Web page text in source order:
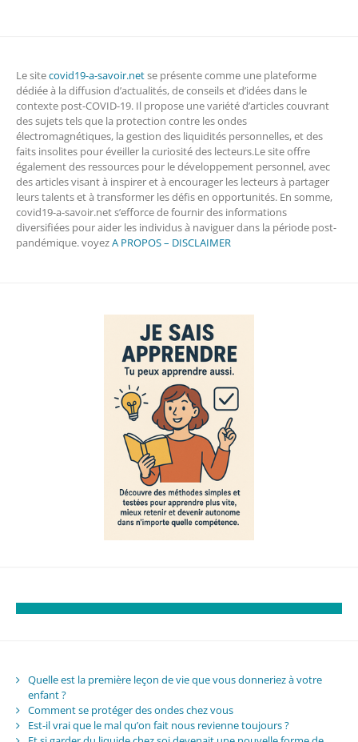
Le sitecovid19-a-savoir.netse présente comme une plateforme
dédiée à la diffusion d’actualités, de conseils et d’idées dans le
contexte post-COVID-19. Il propose une variété d’articles couvrant
des sujets tels que la protection contre les ondes
électromagnétiques, la gestion des liquidités personnelles, et des
faits insolites pour éveiller la curiosité des lecteurs.Le site offre
également des ressources pour le développement personnel, avec
des articles visant à inspirer et à encourager les lecteurs à partager
leurs talents et à transformer les défis en opportunités. En somme,
covid19-a-savoir.net s’efforce de fournir des informations
diversifiées pour aider les individus à naviguer dans la période post-
pandémique. voyezA PROPOS – DISCLAIMER
Quelle est la première leçon de vie que vous donneriez à votre
enfant ?
Comment se protéger des ondes chez vous
Est-il vrai que le mal qu’on fait nous revienne toujours ?